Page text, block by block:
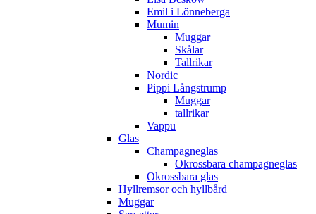
Emil i Lönneberga
Mumin
Muggar
Skålar
Tallrikar
Nordic
Pippi Långstrump
Muggar
tallrikar
Vappu
Glas
Champagneglas
Okrossbara champagneglas
Okrossbara glas
Hyllremsor och hyllbård
Muggar